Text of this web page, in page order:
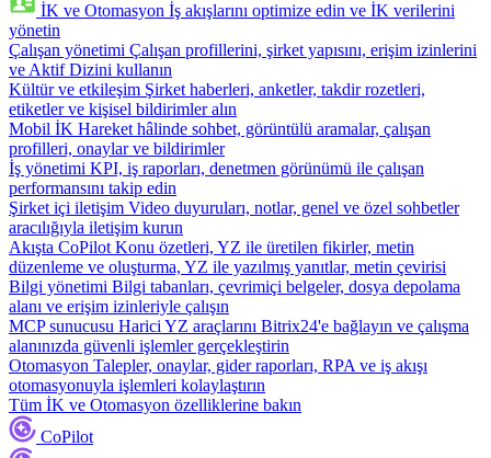
İK ve Otomasyon İş akışlarını optimize edin ve İK verilerini
yönetin
Çalışan yönetimi Çalışan profillerini, şirket yapısını, erişim izinlerini
ve Aktif Dizini kullanın
Kültür ve etkileşim Şirket haberleri, anketler, takdir rozetleri,
etiketler ve kişisel bildirimler alın
Mobil İK Hareket hâlinde sohbet, görüntülü aramalar, çalışan
profilleri, onaylar ve bildirimler
İş yönetimi KPI, iş raporları, denetmen görünümü ile çalışan
performansını takip edin
Şirket içi iletişim Video duyuruları, notlar, genel ve özel sohbetler
aracılığıyla iletişim kurun
Akışta CoPilot Konu özetleri, YZ ile üretilen fikirler, metin
düzenleme ve oluşturma, YZ ile yazılmış yanıtlar, metin çevirisi
Bilgi yönetimi Bilgi tabanları, çevrimiçi belgeler, dosya depolama
alanı ve erişim izinleriyle çalışın
MCP sunucusu Harici YZ araçlarını Bitrix24'e bağlayın ve çalışma
alanınızda güvenli işlemler gerçekleştirin
Otomasyon Talepler, onaylar, gider raporları, RPA ve iş akışı
otomasyonuyla işlemleri kolaylaştırın
Tüm İK ve Otomasyon özelliklerine bakın
CoPilot